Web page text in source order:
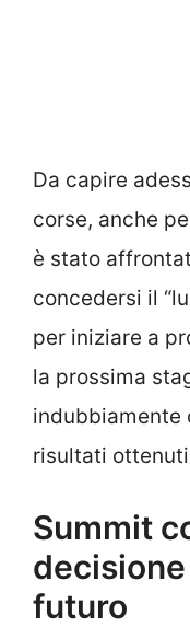
Da capire
corse, anche
è stato
concedersi il
per iniziare a
la prossima
indubbiamente
risultati
Summit
futuro